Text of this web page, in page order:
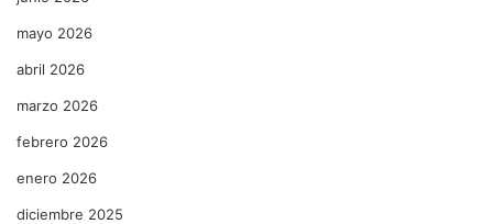
mayo 2026
abril 2026
marzo 2026
febrero 2026
enero 2026
diciembre 2025